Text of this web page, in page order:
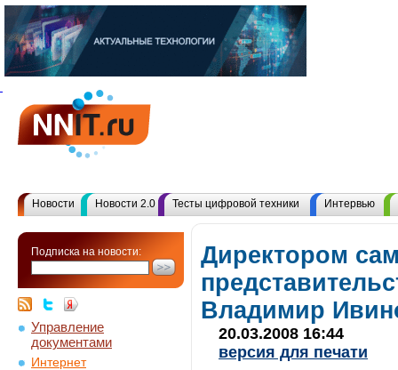
Новости Новости 2.0 Тесты цифровой техники Интервью
Подписка на новости:
Управление
документами
Интернет
Директором
Владимир
20.03.2008 16:44
версия для печати